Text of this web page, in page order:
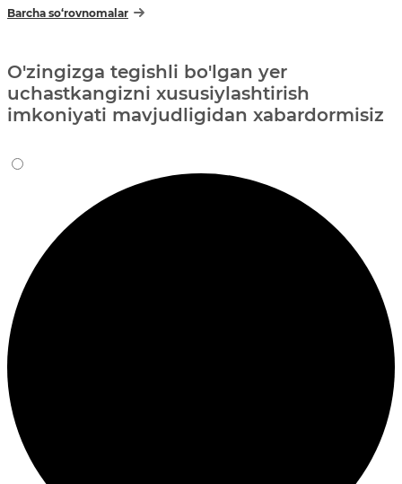
Barcha so‘rovnomalar
O'zingizga tegishli bo'lgan yer
uchastkangizni xususiylashtirish
imkoniyati mavjudligidan xabardormisiz